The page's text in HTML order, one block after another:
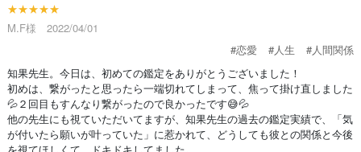
★★★★★
M.F様 2022/04/01
#恋愛
#人生
#人間関係
知果先生。今日は、初めての鑑定をありがとうございました！
初めは、繋がったと思ったら一端切れてしまって、焦って掛け直しました
💦２回目もすんなり繋がったので良かったです😅💦
他の先生にも視ていただいてますが、知果先生の過去の鑑定実績で、「気
が付いたら願いが叶っていた」に惹かれて、どうしても彼との関係と今後